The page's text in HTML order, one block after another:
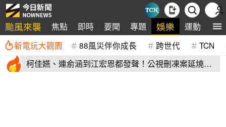
颱風來襲 焦點 即時 要聞 專題 娛樂 運動 全
新電玩大觀園 88風災伴你成長 跨世代 TCN
柯佳嬿、連俞涵到江宏恩都發聲！公視刪凍案延燒